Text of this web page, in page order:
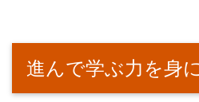
進んで学ぶ力を身